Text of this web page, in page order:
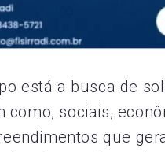
está a busca de
como, sociais,
que